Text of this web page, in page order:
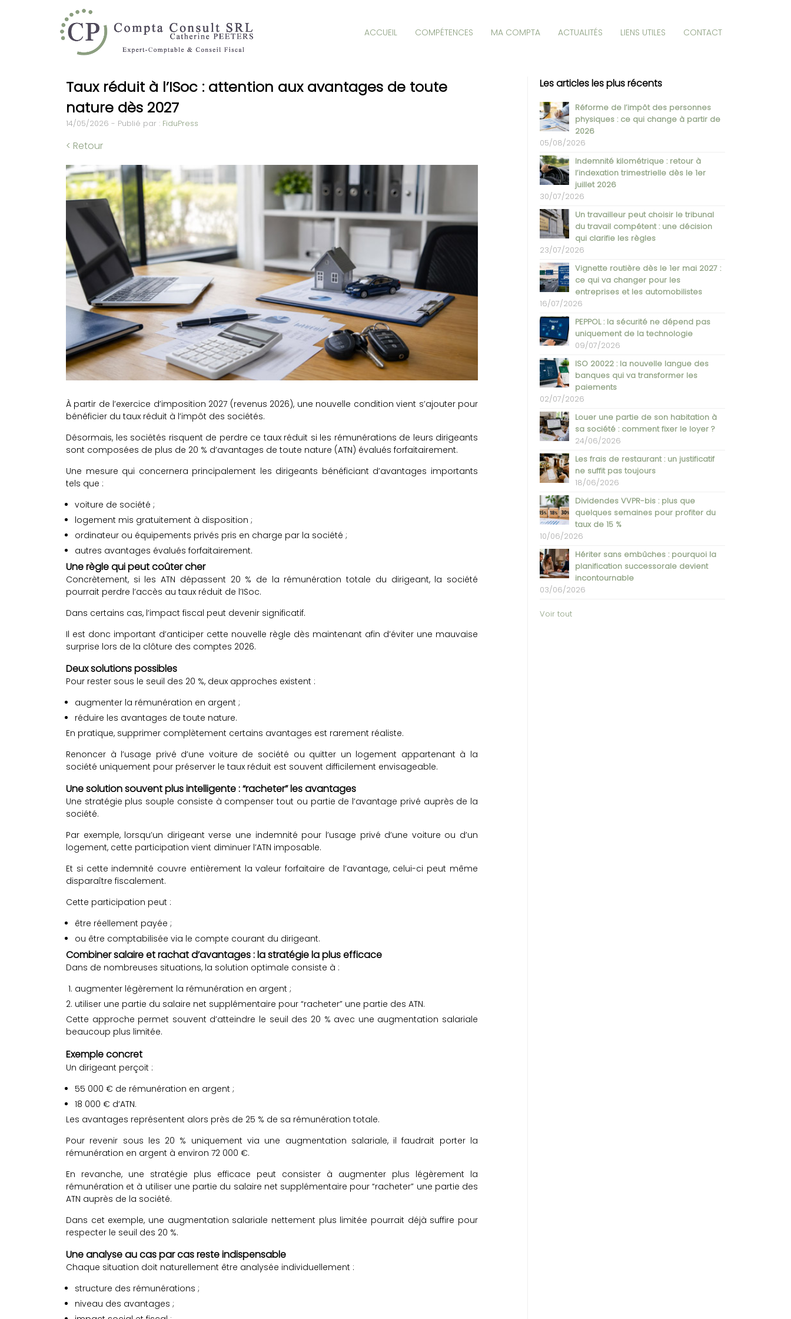
ACCUEIL COMPÉTENCES MA COMPTA ACTUALITÉS LIENS UTILES CONTACT
Taux réduit à l’ISoc : attention aux avantages de toute
nature dès 2027
14/05/2026 - Publié par : FiduPress
< Retour
À partir de l’exercice d’imposition 2027 (revenus 2026), une nouvelle condition vient s’ajouter pour
bénéficier du taux réduit à l’impôt des sociétés.
Désormais, les sociétés risquent de perdre ce taux réduit si les rémunérations de leurs dirigeants
sont composées de plus de 20 % d’avantages de toute nature (ATN) évalués forfaitairement.
Une mesure qui concernera principalement les dirigeants bénéficiant d’avantages importants
tels que :
voiture de société ;
logement mis gratuitement à disposition ;
ordinateur ou équipements privés pris en charge par la société ;
autres avantages évalués forfaitairement.
Une règle qui peut coûter cher
Concrètement, si les ATN dépassent 20 % de la rémunération totale du dirigeant, la société
pourrait perdre l’accès au taux réduit de l’ISoc.
Dans certains cas, l’impact fiscal peut devenir significatif.
Il est donc important d’anticiper cette nouvelle règle dès maintenant afin d’éviter une mauvaise
surprise lors de la clôture des comptes 2026.
Deux solutions possibles
Pour rester sous le seuil des 20 %, deux approches existent :
augmenter la rémunération en argent ;
réduire les avantages de toute nature.
En pratique, supprimer complètement certains avantages est rarement réaliste.
Renoncer à l’usage privé d’une voiture de société ou quitter un logement appartenant à la
société uniquement pour préserver le taux réduit est souvent difficilement envisageable.
Une solution souvent plus intelligente : “racheter” les avantages
Une stratégie plus souple consiste à compenser tout ou partie de l’avantage privé auprès de la
société.
Par exemple, lorsqu’un dirigeant verse une indemnité pour l’usage privé d’une voiture ou d’un
logement, cette participation vient diminuer l’ATN imposable.
Et si cette indemnité couvre entièrement la valeur forfaitaire de l’avantage, celui-ci peut même
disparaître fiscalement.
Cette participation peut :
être réellement payée ;
ou être comptabilisée via le compte courant du dirigeant.
Combiner salaire et rachat d’avantages : la stratégie la plus efficace
Dans de nombreuses situations, la solution optimale consiste à :
augmenter légèrement la rémunération en argent ;
utiliser une partie du salaire net supplémentaire pour “racheter” une partie des ATN.
Cette approche permet souvent d’atteindre le seuil des 20 % avec une augmentation salariale
beaucoup plus limitée.
Exemple concret
Un dirigeant perçoit :
55 000 € de rémunération en argent ;
18 000 € d’ATN.
Les avantages représentent alors près de 25 % de sa rémunération totale.
Pour revenir sous les 20 % uniquement via une augmentation salariale, il faudrait porter la
rémunération en argent à environ 72 000 €.
En revanche, une stratégie plus efficace peut consister à augmenter plus légèrement la
rémunération et à utiliser une partie du salaire net supplémentaire pour “racheter” une partie des
ATN auprès de la société.
Dans cet exemple, une augmentation salariale nettement plus limitée pourrait déjà suffire pour
respecter le seuil des 20 %.
Une analyse au cas par cas reste indispensable
Chaque situation doit naturellement être analysée individuellement :
structure des rémunérations ;
niveau des avantages ;
Les articles les plus récents
Réforme de l’impôt des personnes
physiques : ce qui change à partir de
2026
05/08/2026
Indemnité kilométrique : retour à
l’indexation trimestrielle dès le 1er
juillet 2026
30/07/2026
Un travailleur peut choisir le tribunal
du travail compétent : une décision
qui clarifie les règles
23/07/2026
Vignette routière dès le 1er mai 2027 :
ce qui va changer pour les
entreprises et les automobilistes
16/07/2026
PEPPOL : la sécurité ne dépend pas
uniquement de la technologie
09/07/2026
ISO 20022 : la nouvelle langue des
banques qui va transformer les
paiements
02/07/2026
Louer une partie de son habitation à
sa société : comment fixer le loyer ?
24/06/2026
Les frais de restaurant : un justificatif
ne suffit pas toujours
18/06/2026
Dividendes VVPR-bis : plus que
quelques semaines pour profiter du
taux de 15 %
10/06/2026
Hériter sans embûches : pourquoi la
planification successorale devient
incontournable
03/06/2026
Voir tout